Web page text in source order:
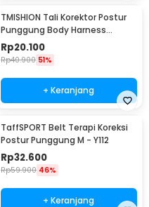
TMISHION Tali Korektor Postur
Punggung Body Harness
Posture Corrector - BBJ-16
Rp20.100
Rp40.900 51%
+ Keranjang
TaffSPORT Belt Terapi Koreksi
Postur Punggung M - Y112
Rp32.600
Rp59.900 46%
+ Keranjang